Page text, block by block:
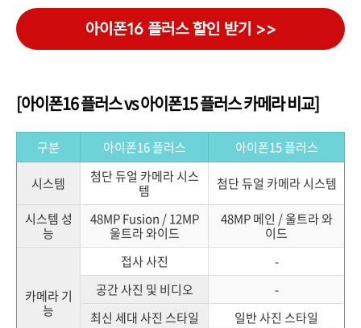
아이폰16 플러스 할인 받기 >>
[아이폰16 플러스 vs 아이폰15 플러스 카메라 비교]
구분 아이폰16 플러스 아이폰15 플러스
시스템
첨단 듀얼 카메라 시스
템
첨단 듀얼 카메라 시스템
시스템 성
능
48MP Fusion / 12MP
울트라 와이드
48MP 메인 / 울트라 와
이드
카메라 기
능
접사 사진
-
공간 사진 및 비디오
-
최신 세대 사진 스타일
일반 사진 스타일